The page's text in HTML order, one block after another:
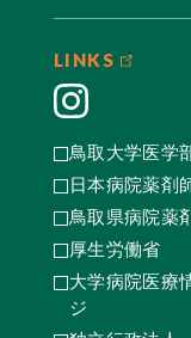
LINKS
鳥取大学医学
日本病院薬剤
鳥取県病院薬
厚生労働省
大学病院医療
ジ